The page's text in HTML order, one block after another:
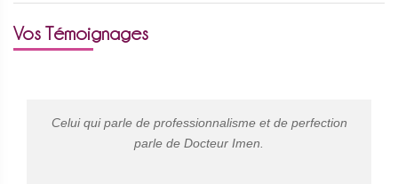
Vos Témoignages
Celui qui parle de professionnalisme et de perfection
parle de Docteur Imen.